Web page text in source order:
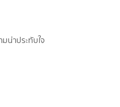
น่าประทับใจ